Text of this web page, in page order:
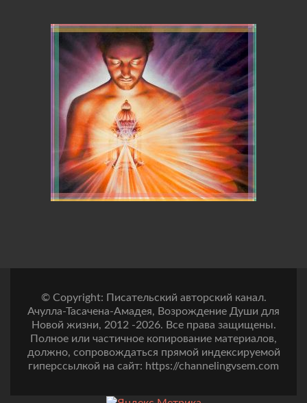
© Copyright: Писательский авторский канал.
Ачулла-Тасачена-Амадея, Возрождение Души для
Новой жизни, 2012 -2026. Все права защищены.
Полное или частичное копирование материалов,
должно, сопровождаться прямой индексируемой
гиперссылкой на сайт: https://channelingvsem.com